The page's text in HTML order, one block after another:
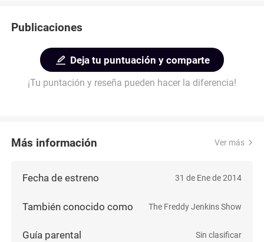
Publicaciones
Deja tu puntuación y comparte
¡Tu puntación y reseña pueden hacer la diferencia!
Más información Ver más
Fecha de estreno 31 de Ene de 2014
También conocido como The Freddy Jenkins Show
Guía parental Sin clasificar